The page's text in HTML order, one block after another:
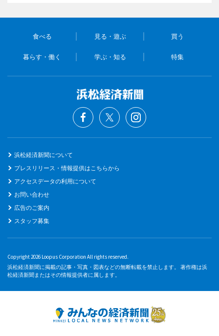
食べる 見る・遊ぶ 買う
暮らす・働く 学ぶ・知る 特集
浜松経済新聞について
プレスリリース・情報提供はこちらから
アクセスデータの利用について
お問い合わせ
広告のご案内
スタッフ募集
Copyright 2026 Loopus Corporation All rights reserved.
浜松経済新聞に掲載の記事・写真・図表などの無断転載を禁止します。 著作権は浜
松経済新聞またはその情報提供者に属します。